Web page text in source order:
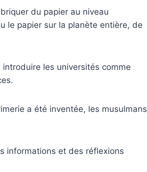
du papier au niveau
le papier sur la planète entière, de
les universités comme
a été inventée, les musulmans
informations et des réflexions